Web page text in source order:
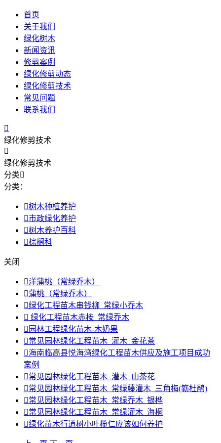
首页
关于我们
绿化树木
新闻资讯
修剪案例
绿化修剪动态
绿化修剪技术
常见问题
联系我们

绿化修剪技术

绿化修剪技术
分类
分类：
树木种植养护
市政绿化养护
树木养护百科
棕榈科
关闭
洋蒲桃（常绿乔木）
蒲桃（常绿乔木）
绿化工程苗木串钱柳_常绿小乔木
 绿化工程苗木赤桉_常绿乔木
 园林工程绿化苗木-木奶果
常见园林绿化工程苗木_灌木_金花茶
海南临高县悦海湾绿化工程苗木供应及施工项目成功
案例
常见园林绿化工程苗木_灌木_山茶花
常见园林绿化工程苗木_常绿藤灌木_三角梅(簕杜鹃)
常见园林绿化工程苗木_常绿乔木_银桦
常见园林绿化工程苗木_常绿灌木_海桐
绿化苗木行道树小叶榄仁应该如何养护